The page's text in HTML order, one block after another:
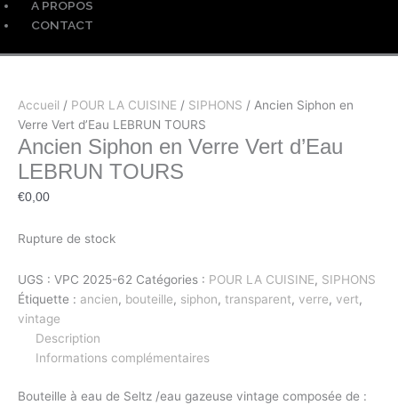
A PROPOS
CONTACT
Accueil / POUR LA CUISINE / SIPHONS / Ancien Siphon en
Verre Vert d’Eau LEBRUN TOURS
Ancien Siphon en Verre Vert d’Eau
LEBRUN TOURS
€0,00
Rupture de stock
UGS : VPC 2025-62 Catégories : POUR LA CUISINE, SIPHONS
Étiquette : ancien, bouteille, siphon, transparent, verre, vert,
vintage
Description
Informations complémentaires
Bouteille à eau de Seltz /eau gazeuse vintage composée de :